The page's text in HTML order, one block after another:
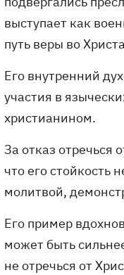
выступает как
путь веры во
Его внутренний
участия в
христианином.
За отказ отречься
что его стойкость
молитвой,
Его пример
может быть
не отречься от